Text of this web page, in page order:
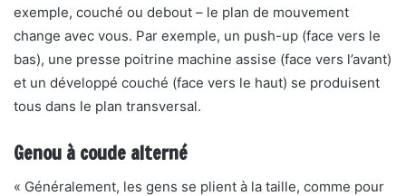
exemple, couché ou debout – le plan de mouvement
change avec vous. Par exemple, un push-up (face vers le
bas), une presse poitrine machine assise (face vers l’avant)
et un développé couché (face vers le haut) se produisent
tous dans le plan transversal.
Genou à coude alterné
« Généralement, les gens se plient à la taille, comme pour